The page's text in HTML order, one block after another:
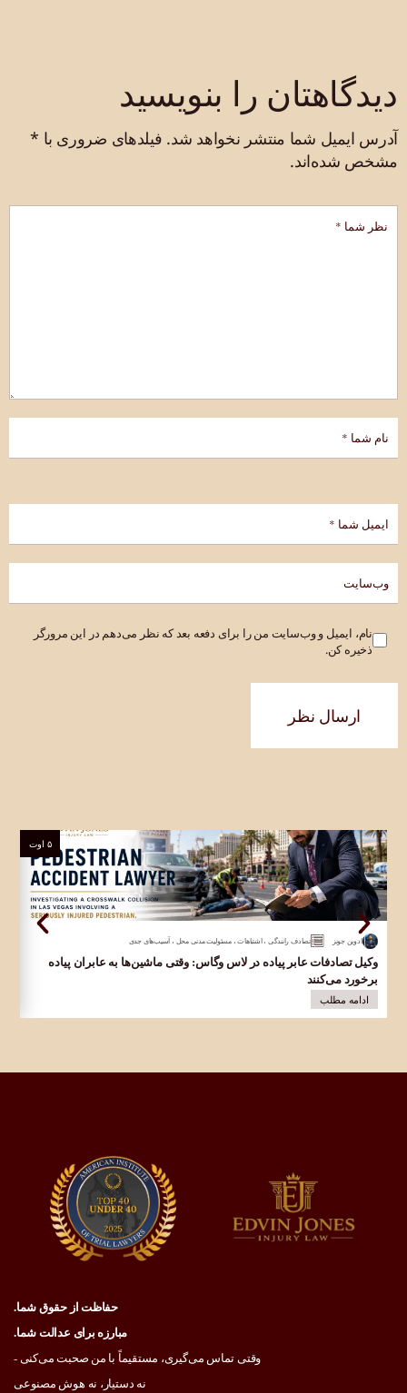
دیدگاهتان را بنویسید
آدرس ایمیل شما منتشر نخواهد شد. فیلدهای ضروری با *
مشخص شده‌اند.
نام، ایمیل و وب‌سایت من را برای دفعه بعد که نظر می‌دهم در این مرورگر
ذخیره کن.
ارسال نظر
۵ اوت
ادوین جونز تصادف رانندگی ،اشتباهات،مسئولیت مدنی محل ، آسیب‌های جدی
وکیل تصادفات عابر پیاده در لاس وگاس: وقتی ماشین‌ها به عابران پیاده
برخورد می‌کنند
ادامه مطلب
حفاظت از حقوق شما.
مبارزه برای عدالت شما.
وقتی تماس می‌گیری، مستقیماً با من صحبت می‌کنی -
نه دستیار، نه هوش مصنوعی